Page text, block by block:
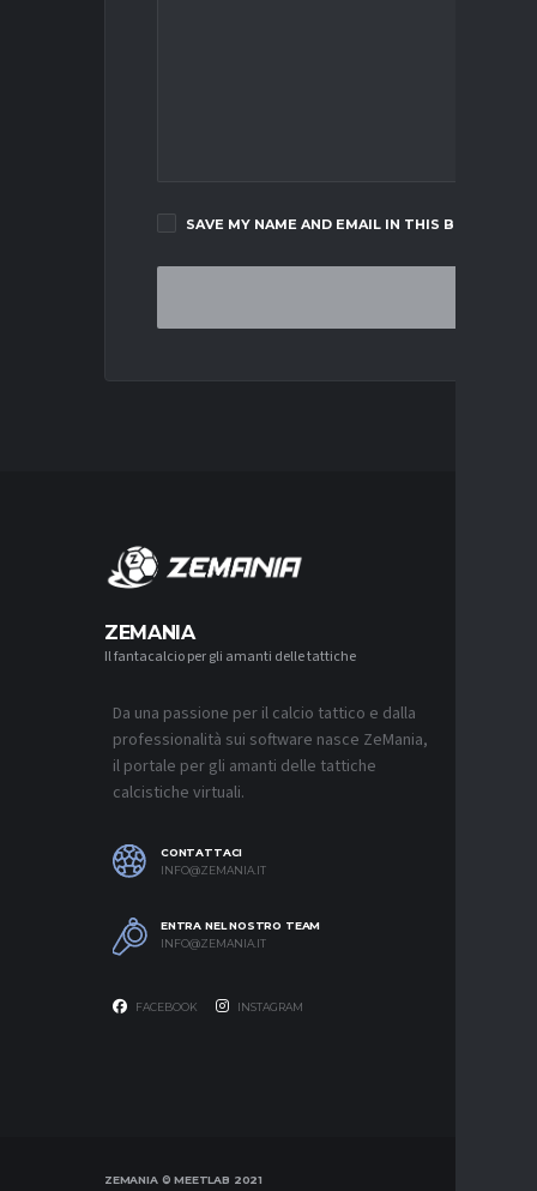
SAVE MY NAME AND EMAIL IN THIS BROWSER
ZEMANIA
Il fantacalcio per gli amanti delle tattiche
Da una passione per il calcio tattico e dalla
professionalità sui software nasce ZeMania,
il portale per gli amanti delle tattiche
calcistiche virtuali.
CONTATTACI
INFO@ZEMANIA.IT
ENTRA NEL NOSTRO TEAM
INFO@ZEMANIA.IT
FACEBOOK INSTAGRAM
ZEMANIA © MEETLAB 2021